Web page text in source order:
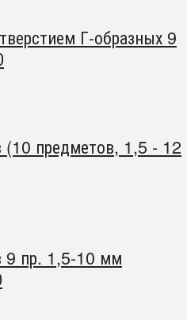
Г-образных 9
(10 предметов, 1,5 - 12
9 пр. 1,5-10 мм